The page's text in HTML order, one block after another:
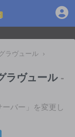
ラヴュール
›
ラヴュール -
バー」を変更し